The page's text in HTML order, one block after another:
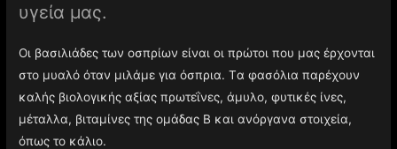
υγεία μας.
Οι βασιλιάδες των οσπρίων είναι οι πρώτοι που μας έρχονται
στο μυαλό όταν μιλάμε για όσπρια. Tα φασόλια παρέχουν
καλής βιολογικής αξίας πρωτεΐνες, άμυλο, φυτικές ίνες,
μέταλλα, βιταμίνες της ομάδας B και ανόργανα στοιχεία,
όπως το κάλιο.